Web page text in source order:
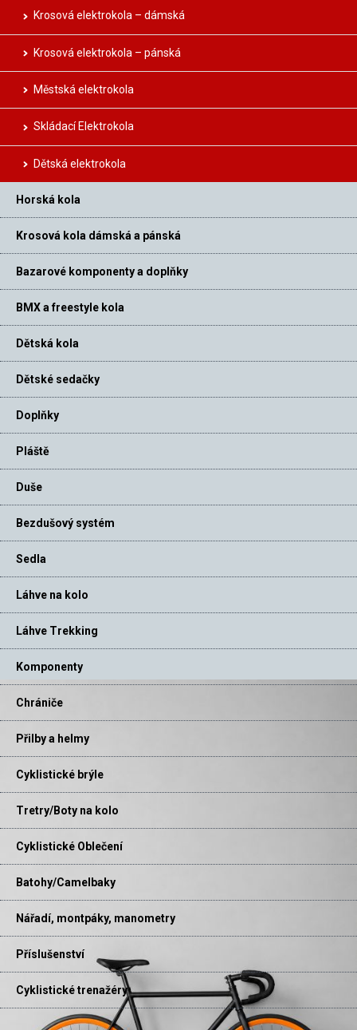
Krosová elektrokola – dámská
Krosová elektrokola – pánská
Městská elektrokola
Skládací Elektrokola
Dětská elektrokola
Horská kola
Krosová kola dámská a pánská
Bazarové komponenty a doplňky
BMX a freestyle kola
Dětská kola
Dětské sedačky
Doplňky
Pláště
Duše
Bezdušový systém
Sedla
Láhve na kolo
Láhve Trekking
Komponenty
Chrániče
Přilby a helmy
Cyklistické brýle
Tretry/Boty na kolo
Cyklistické Oblečení
Batohy/Camelbaky
Nářadí, montpáky, manometry
Příslušenství
Cyklistické trenažéry